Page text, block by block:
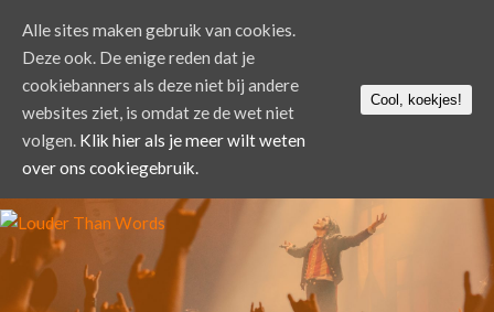
Alle sites maken gebruik van cookies.
Deze ook. De enige reden dat je
cookiebanners als deze niet bij andere
websites ziet, is omdat ze de wet niet
volgen. Klik hier als je meer wilt weten
over ons cookiegebruik.
Cool, koekjes!